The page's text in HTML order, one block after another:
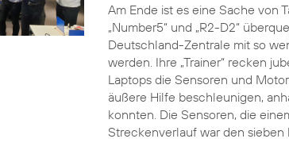
Am Ende ist es eine Sache von
„Number5“ und „R2-D2“
Deutschland-Zentrale mit so
werden. Ihre „Trainer“ recken
Laptops die Sensoren und
äußere Hilfe beschleunigen,
konnten. Die Sensoren, die
Streckenverlauf war den